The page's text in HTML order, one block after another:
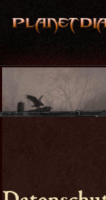
Inhalt
PlanetDiablo.eu